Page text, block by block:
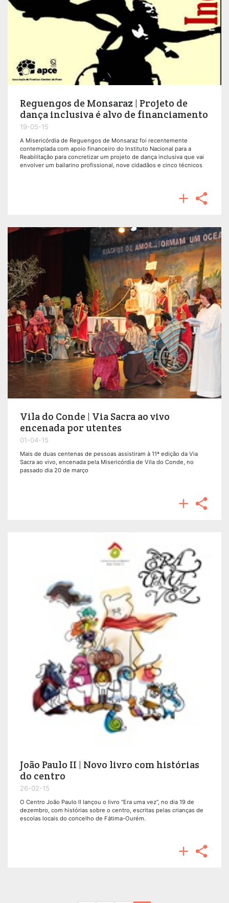
Reguengos de Monsaraz | Projeto de
dança inclusiva é alvo de financiamento
19-05-15
A Misericórdia de Reguengos de Monsaraz foi recentemente
contemplada com apoio financeiro do Instituto Nacional para a
Reabilitação para concretizar um projeto de dança inclusiva que vai
envolver um bailarino profissional, nove cidadãos e cinco técnicos
 
Vila do Conde | Via Sacra ao vivo
encenada por utentes
01-04-15
Mais de duas centenas de pessoas assistiram à 11ª edição da Via
Sacra ao vivo, encenada pela Misericórdia de Vila do Conde, no
passado dia 20 de março
 
João Paulo II | Novo livro com histórias
do centro
26-02-15
O Centro João Paulo II lançou o livro “Era uma vez”, no dia 19 de
dezembro, com histórias sobre o centro, escritas pelas crianças de
escolas locais do concelho de Fátima-Ourém.
 